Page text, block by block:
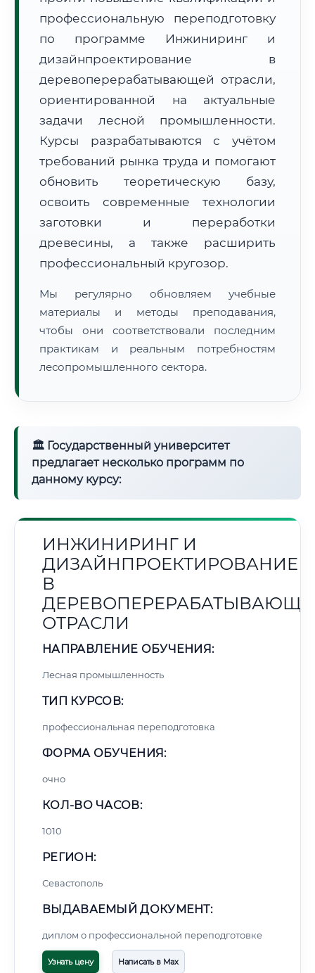
• Маршрут транзита: ~3 643 км
• Экспресс-доставка СДЭК / Почтой:
5–7 рабочих дней
📜 Документы и аккредитация ФИС ФРДО
🔍 Нажмите на документ для увеличения и просмотра
профессиональную переподготовку
по программе Инжиниринг и
дизайнпроектирование в
деревоперерабатывающей отрасли,
ориентированной на актуальные
задачи лесной промышленности.
Курсы разрабатываются с учётом
требований рынка труда и помогают
обновить теоретическую базу,
освоить современные технологии
заготовки и переработки
древесины, а также расширить
профессиональный кругозор.
Мы регулярно обновляем учебные
материалы и методы преподавания,
чтобы они соответствовали последним
практикам и реальным потребностям
лесопромышленного сектора.
🏛 Государственный университет
предлагает несколько программ по
данному курсу:
ИНЖИНИРИНГ И
ДИЗАЙНПРОЕКТИРОВАНИЕ
В
ОТРАСЛИ
НАПРАВЛЕНИЕ ОБУЧЕНИЯ:
Лесная промышленность
ТИП КУРСОВ:
профессиональная переподготовка
ФОРМА ОБУЧЕНИЯ:
очно
КОЛ-ВО ЧАСОВ:
1010
РЕГИОН:
Севастополь
ВЫДАВАЕМЫЙ ДОКУМЕНТ:
диплом о профессиональной переподготовке
Узнать цену Написать в Max